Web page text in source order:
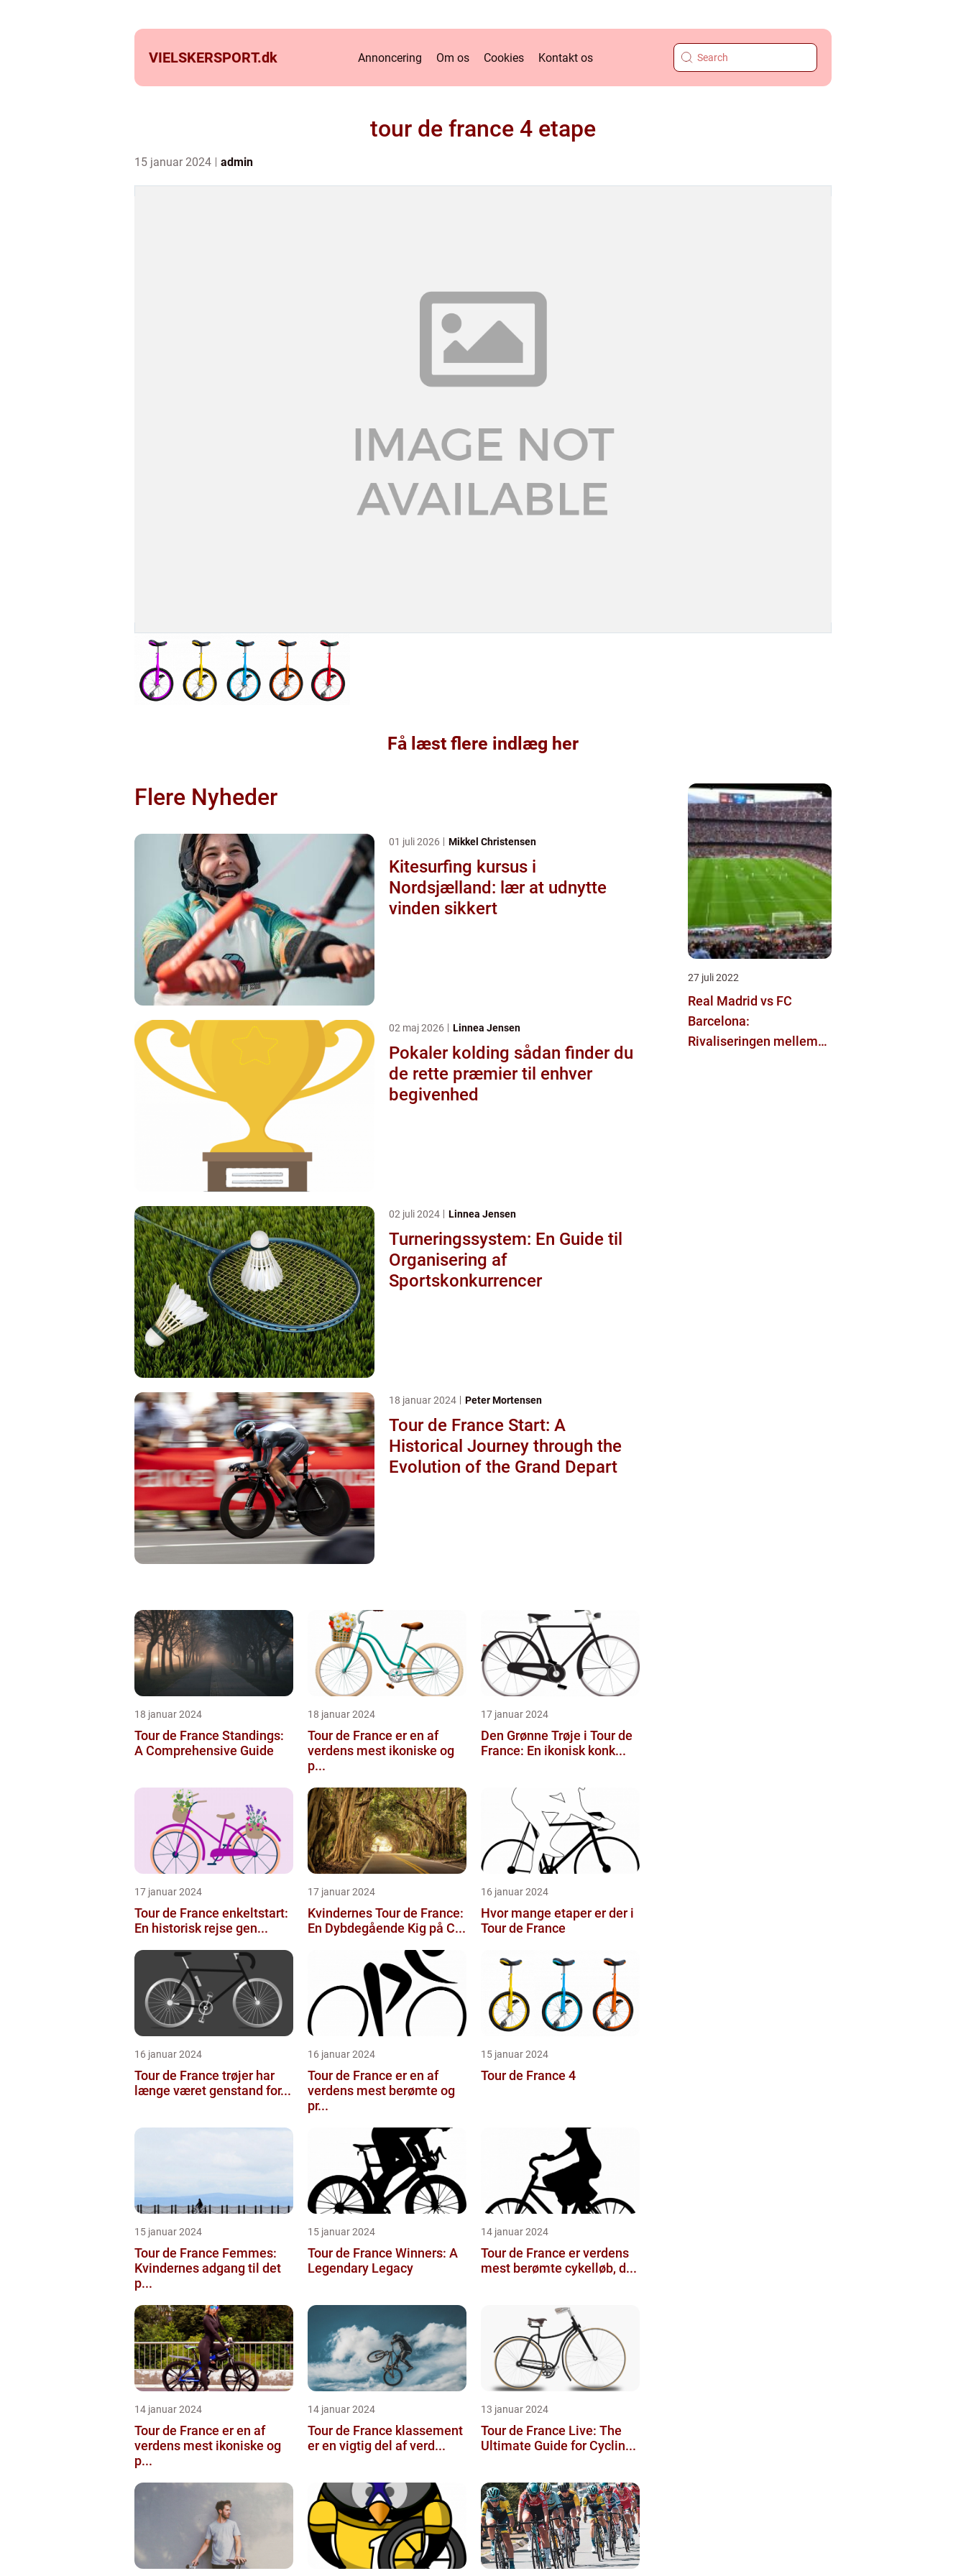
VIELSKERSPORT.dk Annoncering Om os Cookies Kontakt os
tour de france 4 etape
15 januar 2024 admin
Få læst flere indlæg her
Flere Nyheder
01 juli 2026 Mikkel Christensen
Kitesurfing kursus i
Nordsjælland: lær at udnytte
vinden sikkert
02 maj 2026 Linnea Jensen
Pokaler kolding sådan finder du
de rette præmier til enhver
begivenhed
02 juli 2024 Linnea Jensen
Turneringssystem: En Guide til
Organisering af
Sportskonkurrencer
18 januar 2024 Peter Mortensen
Tour de France Start: A
Historical Journey through the
Evolution of the Grand Depart
18 januar 2024
Tour de France Standings:
A Comprehensive Guide
18 januar 2024
Tour de France er en af
verdens mest ikoniske og
p...
17 januar 2024
Den Grønne Trøje i Tour de
France: En ikonisk konk...
17 januar 2024
Tour de France enkeltstart:
En historisk rejse gen...
17 januar 2024
Kvindernes Tour de France:
En Dybdegående Kig på C...
16 januar 2024
Hvor mange etaper er der i
Tour de France
16 januar 2024
Tour de France trøjer har
længe været genstand for...
16 januar 2024
Tour de France er en af
verdens mest berømte og
pr...
15 januar 2024
Tour de France 4
15 januar 2024
Tour de France Femmes:
Kvindernes adgang til det
p...
15 januar 2024
Tour de France Winners: A
Legendary Legacy
14 januar 2024
Tour de France er verdens
mest berømte cykelløb, d...
14 januar 2024
Tour de France er en af
verdens mest ikoniske og
p...
14 januar 2024
Tour de France klassement
er en vigtig del af verd...
13 januar 2024
Tour de France Live: The
Ultimate Guide for Cyclin...
27 juli 2022
Real Madrid vs FC
Barcelona:
Rivaliseringen mellem